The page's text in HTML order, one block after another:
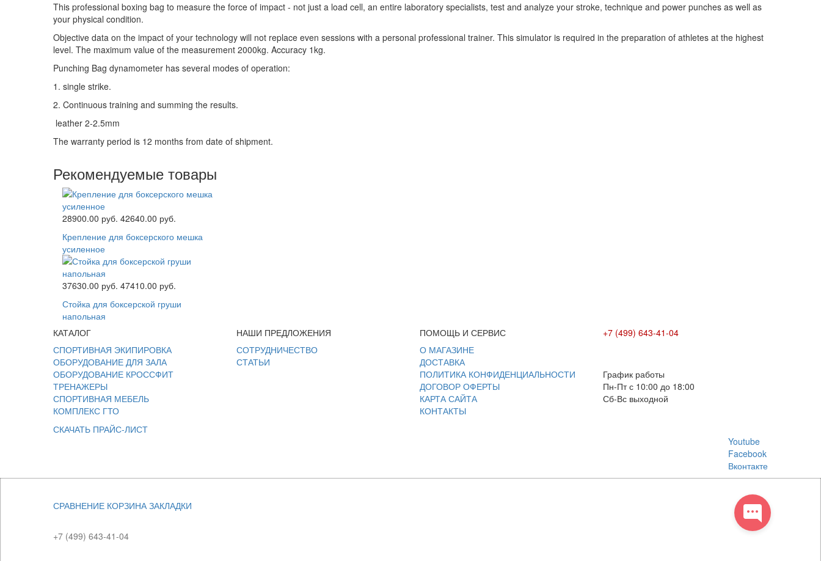
This professional boxing bag to measure the force of impact - not just a load cell, an entire laboratory specialists, test and analyze your stroke, technique and power punches as well as
your physical condition.
Objective data on the impact of your technology will not replace even sessions with a personal professional trainer. This simulator is required in the preparation of athletes at the highest
level. The maximum value of the measurement 2000kg. Accuracy 1kg.
Punching Bag dynamometer has several modes of operation:
1. single strike.
2. Continuous training and summing the results.
leather 2-2.5mm
The warranty period is 12 months from date of shipment.
Рекомендуемые товары
28900.00 руб. 42640.00 руб.
Крепление для боксерского мешка
усиленное
37630.00 руб. 47410.00 руб.
Стойка для боксерской груши
напольная
КАТАЛОГ
СПОРТИВНАЯ ЭКИПИРОВКА
ОБОРУДОВАНИЕ ДЛЯ ЗАЛА
ОБОРУДОВАНИЕ КРОССФИТ
ТРЕНАЖЕРЫ
СПОРТИВНАЯ МЕБЕЛЬ
КОМПЛЕКС ГТО
СКАЧАТЬ ПРАЙС-ЛИСТ
НАШИ ПРЕДЛОЖЕНИЯ
СОТРУДНИЧЕСТВО
СТАТЬИ
ПОМОЩЬ И СЕРВИС
О МАГАЗИНЕ
ДОСТАВКА
ПОЛИТИКА КОНФИДЕНЦИАЛЬНОСТИ
ДОГОВОР ОФЕРТЫ
КАРТА САЙТА
КОНТАКТЫ
+7 (499) 643-41-04
График работы
Пн-Пт с 10:00 до 18:00
Сб-Вс выходной
Youtube
Facebook
Вконтакте
СРАВНЕНИЕ КОРЗИНАЗАКЛАДКИ
+7 (499) 643-41-04